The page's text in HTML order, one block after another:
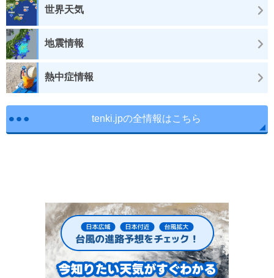
世界天気
地震情報
熱中症情報
tenki.jpの全情報はこちら